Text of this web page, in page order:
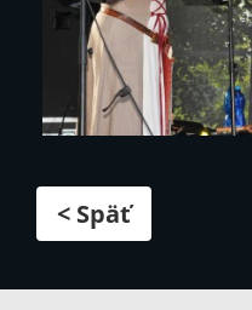
< Späť